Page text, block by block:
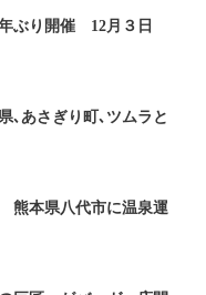
ぶり開催 12月３日
､あさぎり町､ツムラと
熊本県八代市に温泉運